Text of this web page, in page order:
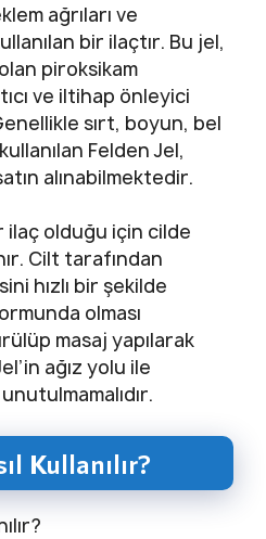
ağrıları ve
bir ilaçtır. Bu jel,
piroksikam
ve iltihap önleyici
sırt, boyun, bel
Felden Jel,
alınabilmektedir.
ilaç olduğu için cilde
Cilt tarafından
hızlı bir şekilde
olması
masaj yapılarak
ağız yolu ile
Kullanılır?